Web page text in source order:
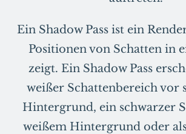
Ein Shadow Pass ist ein
Positionen von Schatten in
zeigt. Ein Shadow Pass
weißer Schattenbereich vor
Hintergrund, ein schwarzer
weißem Hintergrund oder